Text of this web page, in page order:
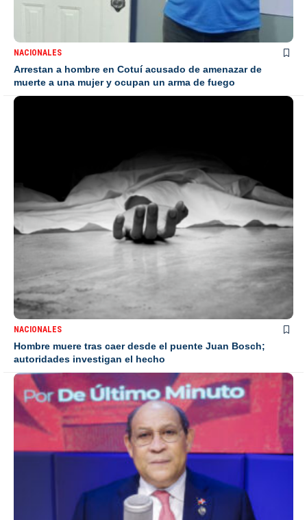
NACIONALES
Arrestan a hombre en Cotuí acusado de amenazar de
muerte a una mujer y ocupan un arma de fuego
NACIONALES
Hombre muere tras caer desde el puente Juan Bosch;
autoridades investigan el hecho